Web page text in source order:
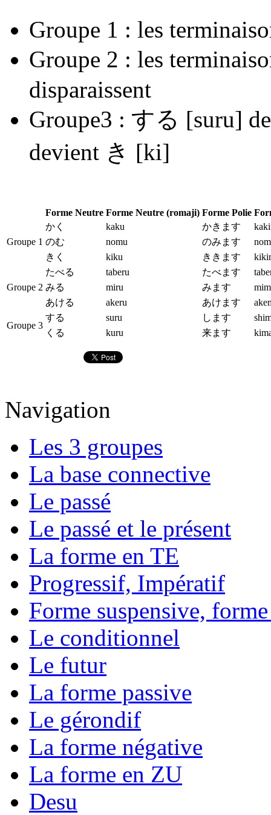
Groupe 1 : les
Groupe 2 : les
disparaissent
Groupe3 : する [suru]
devient き [ki]
Forme Neutre Forme Neutre (romaji) Forme Polie
Groupe 1
かく kaku かきます
のむ
nomu のみます
きく
kiku ききます
Groupe 2
たべる taberu たべます
みる
miru みます
あける
akeru あけます
Groupe 3
する suru します
くる
kuru 来ます
Navigation
Les 3 groupes
La base connective
Le passé
Le passé et le présent
La forme en TE
Progressif, Impératif
Forme suspensive,
Le conditionnel
Le futur
La forme passive
Le gérondif
La forme négative
La forme en ZU
Desu